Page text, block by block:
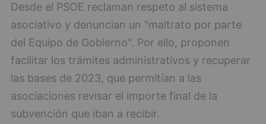
Desde el PSOE reclaman respeto al sistema
asociativo y denuncian un "maltrato por parte
del Equipo de Gobierno". Por ello, proponen
facilitar los trámites administrativos y recuperar
las bases de 2023, que permitían a las
asociaciones revisar el importe final de la
subvención que iban a recibir.